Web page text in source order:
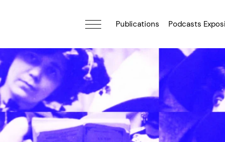
Publications Podcasts